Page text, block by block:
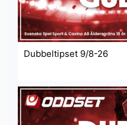
Dubbeltipset 9/8-26